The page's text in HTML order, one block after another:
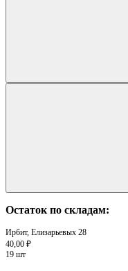
Остаток по складам:
Ирбит, Елизарьевых 28
40,00 ₽
19 шт